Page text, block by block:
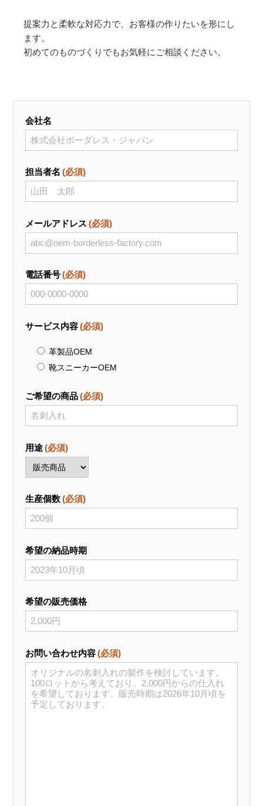
提案力と柔軟な対応力で、お客様の作りたいを形にし
ます。
初めてのものづくりでもお気軽にご相談ください。
会社名
担当者名 (必須)
メールアドレス (必須)
電話番号 (必須)
サービス内容 (必須)
革製品OEM
靴スニーカーOEM
ご希望の商品 (必須)
用途 (必須)
生産個数 (必須)
希望の納品時期
希望の販売価格
お問い合わせ内容 (必須)